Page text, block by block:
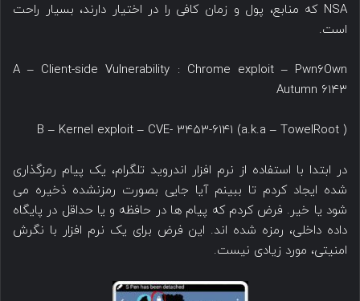
NSA که منابع، پول و زمان کافی را در اختیار دارند، بسیار راحت
است.
A – Client-side Vulnerability : Chrome exploit – Pwn6Own
Autumn 6۱۴۳
B – Kernel exploit – CVE- 3453-6۱۴۱ (a.k.a – TowelRoot )
در ابتدا با استفاده از نرم افزار اندروید تلگرام، یک پیام رمزگذاری
شده ایجاد کردم تا ببینم آیا جایی بصورت رمزنشده ذخیره می
شود یا خیر. فرض کردم که پیام ها در حافظه و یا حداقل در پایگاه
داده داخلی، رمزه شده اند. این فرض برای یک نرم افزار با نگرش
امنیتی، مورد زیادی نیست.